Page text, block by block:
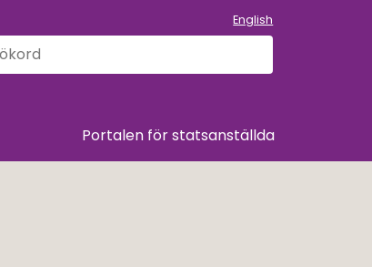
English
Portalen för statsanställda